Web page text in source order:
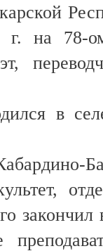
г. на 78-
в
закончил